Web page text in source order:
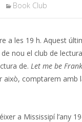
Book Club
a les 19 h. Aquest
de nou el club de
de. Let me be
això, comptarem amb
a Mississipí l’any